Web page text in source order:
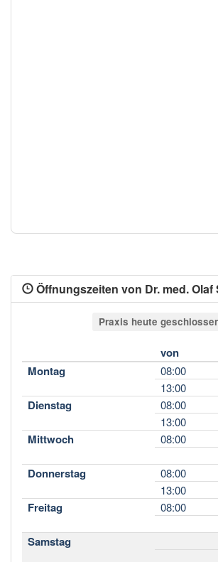
Öffnungszeiten von Dr. med.
Praxis heute
von
Montag
08:00
13:00
Dienstag 08:00
13:00
Mittwoch 08:00
Donnerstag 08:00
13:00
Freitag 08:00
Samstag